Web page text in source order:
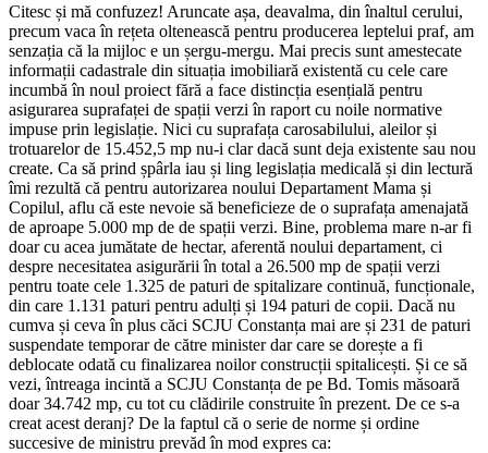
Citesc și mă confuzez! Aruncate așa, deavalma, din înaltul cerului,
precum vaca în rețeta oltenească pentru producerea leptelui praf, am
senzația că la mijloc e un șergu-mergu. Mai precis sunt amestecate
informații cadastrale din situația imobiliară existentă cu cele care
incumbă în noul proiect fără a face distincția esențială pentru
asigurarea suprafaței de spații verzi în raport cu noile normative
impuse prin legislație. Nici cu suprafața carosabilului, aleilor și
trotuarelor de 15.452,5 mp nu-i clar dacă sunt deja existente sau nou
create. Ca să prind șpârla iau și ling legislația medicală și din lectură
îmi rezultă că pentru autorizarea noului Departament Mama și
Copilul, aflu că este nevoie să beneficieze de o suprafața amenajată
de aproape 5.000 mp de de spații verzi. Bine, problema mare n-ar fi
doar cu acea jumătate de hectar, aferentă noului departament, ci
despre necesitatea asigurării în total a 26.500 mp de spații verzi
pentru toate cele 1.325 de paturi de spitalizare continuă, funcționale,
din care 1.131 paturi pentru adulți și 194 paturi de copii. Dacă nu
cumva și ceva în plus căci SCJU Constanța mai are și 231 de paturi
suspendate temporar de către minister dar care se dorește a fi
deblocate odată cu finalizarea noilor construcții spitalicești. Și ce să
vezi, întreaga incintă a SCJU Constanța de pe Bd. Tomis măsoară
doar 34.742 mp, cu tot cu clădirile construite în prezent. De ce s-a
creat acest deranj? De la faptul că o serie de norme și ordine
succesive de ministru prevăd în mod expres ca: